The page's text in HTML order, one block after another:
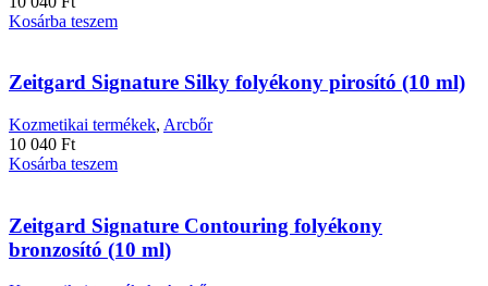
Kosárba teszem
Zeitgard Signature Silky folyékony pirosító (10 ml)
Kozmetikai termékek, Arcbőr
10 040 Ft
Kosárba teszem
Zeitgard Signature Contouring folyékony
bronzosító (10 ml)